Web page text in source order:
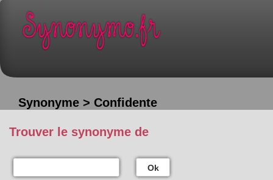
Synonyme > Confidente
Trouver le synonyme de
Ok